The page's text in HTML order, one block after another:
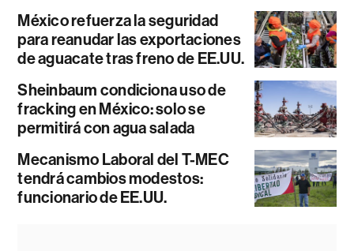
México refuerza la seguridad
para reanudar las exportaciones
de aguacate tras freno de EE.UU.
Sheinbaum condiciona uso de
fracking en México: solo se
permitirá con agua salada
Mecanismo Laboral del T-MEC
tendrá cambios modestos:
funcionario de EE.UU.